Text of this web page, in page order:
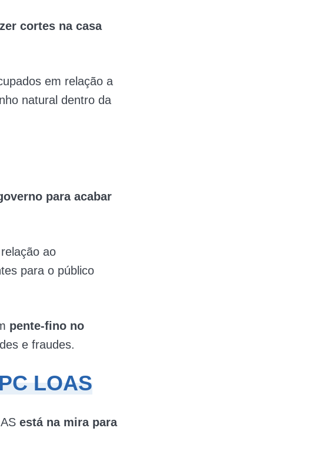
cortes na casa
em relação a
natural dentro da
para acabar
ao
para o público
pente-fino no
e fraudes.
LOAS
está na mira para